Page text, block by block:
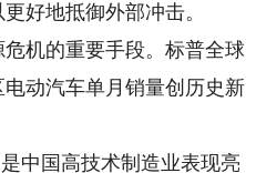
好地抵御外部冲击。
机的重要手段。标普全球
动汽车单月销量创历史新
中国高技术制造业表现亮